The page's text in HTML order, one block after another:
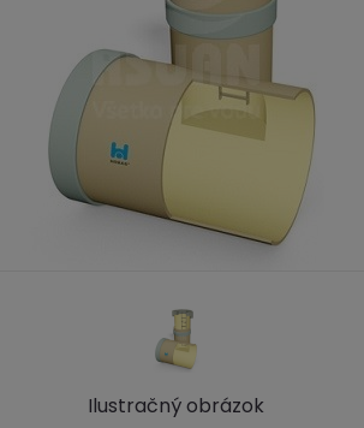
Ilustračný obrázok